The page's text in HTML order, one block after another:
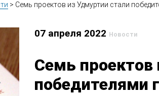
> Семь проектов из Удмуртии стали
07 апреля 2022 Новости
Семь проектов
победителями